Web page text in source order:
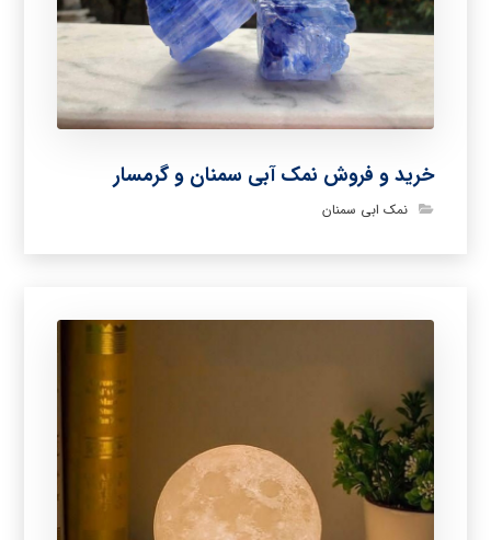
خرید و فروش نمک آبی سمنان و گرمسار
نمک ابی سمنان